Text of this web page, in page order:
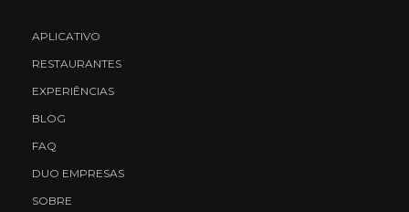
APLICATIVO
RESTAURANTES
EXPERIÊNCIAS
BLOG
FAQ
DUO EMPRESAS
SOBRE